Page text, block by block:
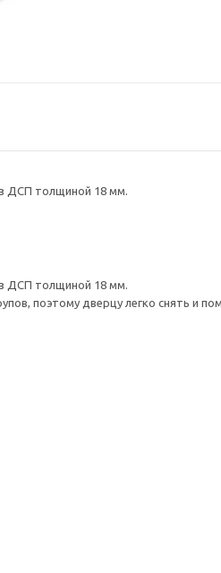
ДСП толщиной 18 мм.
ДСП толщиной 18 мм.
поэтому дверцу легко снять и